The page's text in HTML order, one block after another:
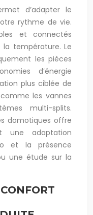
d’adapter le
rythme de vie.
et connectés
température. Le
les pièces
d’énergie
plus ciblée de
les vannes
multi-splits.
domotiques offre
adaptation
et la présence
une étude sur la